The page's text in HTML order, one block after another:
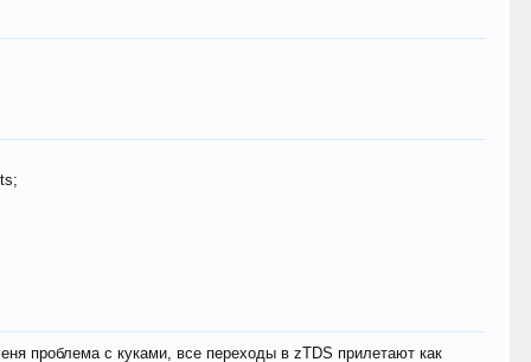
проблема с куками, все переходы в zTDS прилетают как